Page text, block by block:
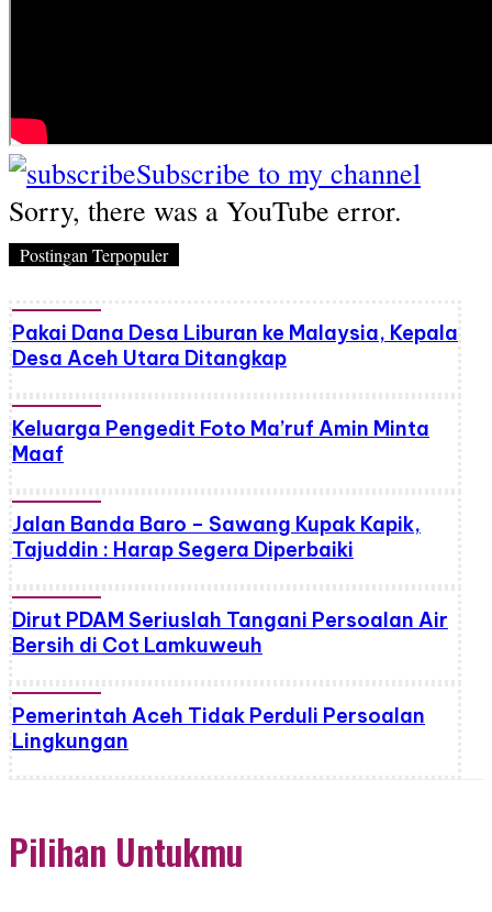
Subscribe to my channel
Sorry, there was a YouTube error.
Postingan Terpopuler
Pakai Dana Desa Liburan ke Malaysia, Kepala
Desa Aceh Utara Ditangkap
Keluarga Pengedit Foto Ma’ruf Amin Minta
Maaf
Jalan Banda Baro – Sawang Kupak Kapik,
Tajuddin : Harap Segera Diperbaiki
Dirut PDAM Seriuslah Tangani Persoalan Air
Bersih di Cot Lamkuweuh
Pemerintah Aceh Tidak Perduli Persoalan
Lingkungan
Pilihan Untukmu